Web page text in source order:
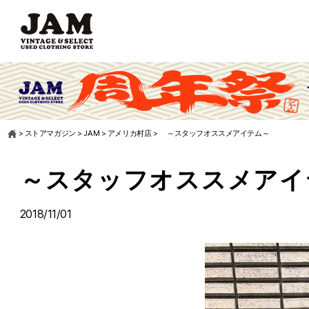
> ストアマガジン >JAM > アメリカ村店> ～スタッフオススメアイテム～
～スタッフオススメア
2018/11/01